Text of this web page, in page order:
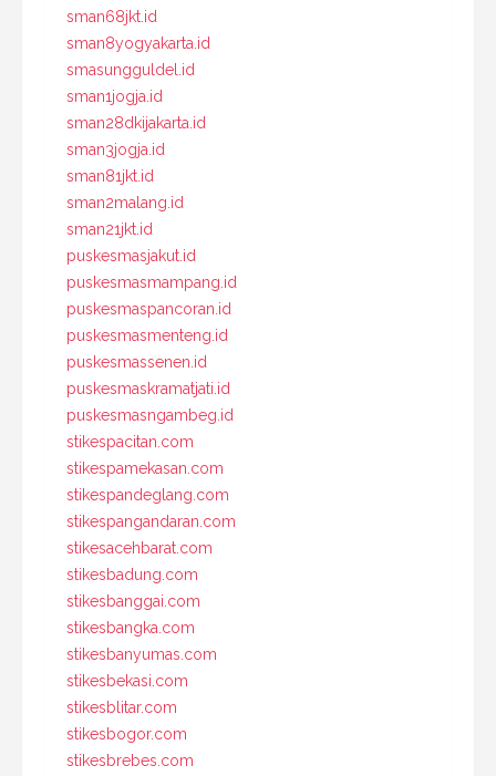
sman68jkt.id
sman8yogyakarta.id
smasungguldel.id
sman1jogja.id
sman28dkijakarta.id
sman3jogja.id
sman81jkt.id
sman2malang.id
sman21jkt.id
puskesmasjakut.id
puskesmasmampang.id
puskesmaspancoran.id
puskesmasmenteng.id
puskesmassenen.id
puskesmaskramatjati.id
puskesmasngambeg.id
stikespacitan.com
stikespamekasan.com
stikespandeglang.com
stikespangandaran.com
stikesacehbarat.com
stikesbadung.com
stikesbanggai.com
stikesbangka.com
stikesbanyumas.com
stikesbekasi.com
stikesblitar.com
stikesbogor.com
stikesbrebes.com